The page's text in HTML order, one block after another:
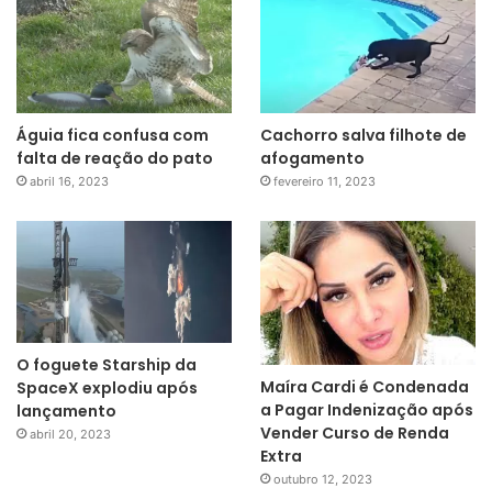
Águia fica confusa com
falta de reação do pato
abril 16, 2023
Cachorro salva filhote de
afogamento
fevereiro 11, 2023
O foguete Starship da
SpaceX explodiu após
lançamento
abril 20, 2023
Maíra Cardi é Condenada
a Pagar Indenização após
Vender Curso de Renda
Extra
outubro 12, 2023